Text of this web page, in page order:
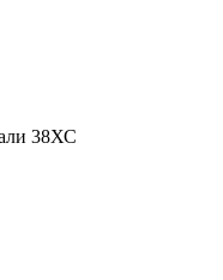
38ХС